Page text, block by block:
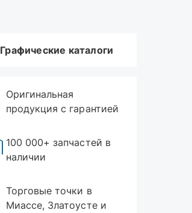
Графические каталоги
Оригинальная
продукция с гарантией
100 000+ запчастей в
наличии
Торговые точки в
Миассе, Златоусте и